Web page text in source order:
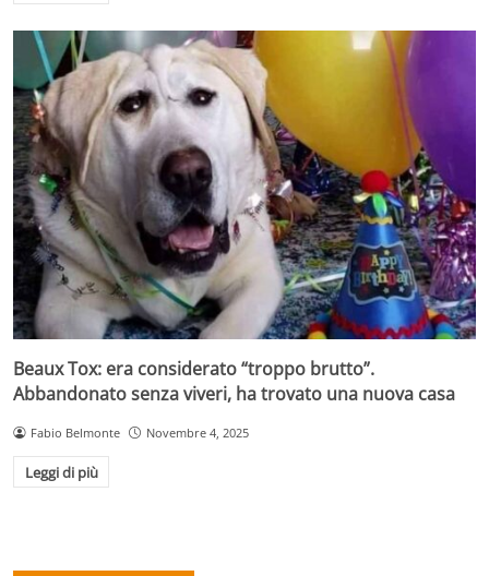
Beaux Tox: era considerato “troppo brutto”.
Abbandonato senza viveri, ha trovato una nuova casa
Fabio Belmonte Novembre 4, 2025
Leggi di più